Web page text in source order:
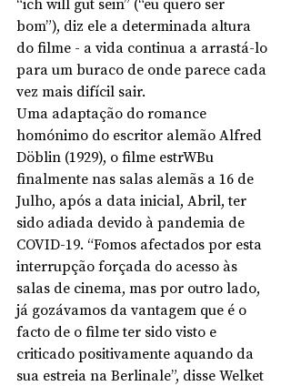
bom”), diz ele a determinada altura
do filme - a vida continua a arrastá-lo
para um buraco de onde parece cada
vez mais difícil sair.
Uma adaptação do romance
homónimo do escritor alemão Alfred
Döblin (1929), o filme estrWBu
finalmente nas salas alemãs a 16 de
Julho, após a data inicial, Abril, ter
sido adiada devido à pandemia de
COVID-19. “Fomos afectados por esta
interrupção forçada do acesso às
salas de cinema, mas por outro lado,
já gozávamos da vantagem que é o
facto de o filme ter sido visto e
criticado positivamente aquando da
sua estreia na Berlinale”, disse Welket